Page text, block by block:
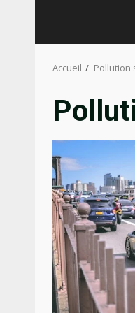
Accueil Pollution